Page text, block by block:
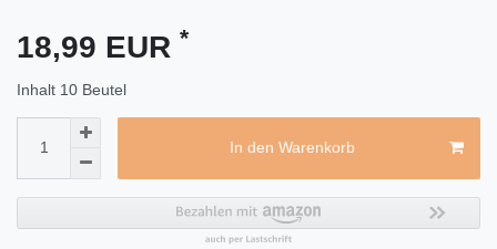
18,99 EUR *
Inhalt 10 Beutel
In den Warenkorb